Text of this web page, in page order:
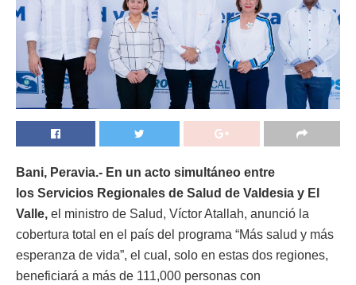
Bani, Peravia.- En un acto simultáneo entre
los Servicios Regionales de Salud de Valdesia y El
Valle, el ministro de Salud, Víctor Atallah, anunció la
cobertura total en el país del programa “Más salud y más
esperanza de vida”, el cual, solo en estas dos regiones,
beneficiará a más de 111,000 personas con